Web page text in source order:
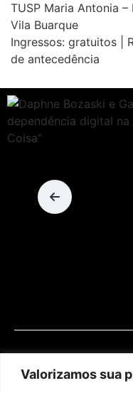
Valorizamos sua
TUSP Maria Antonia
Vila Buarque
Ingressos: gratuitos |
de antecedência